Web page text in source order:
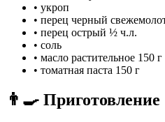
• укроп
• перец черный
• перец острый ½ ч.л.
• соль
• масло растительное 150 г
• томатная паста 150 г
👨‍🍳 Приготовление